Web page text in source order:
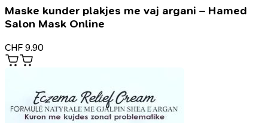
Maske kunder plakjes me vaj argani – Hamed
Salon Mask Online
CHF 9.90